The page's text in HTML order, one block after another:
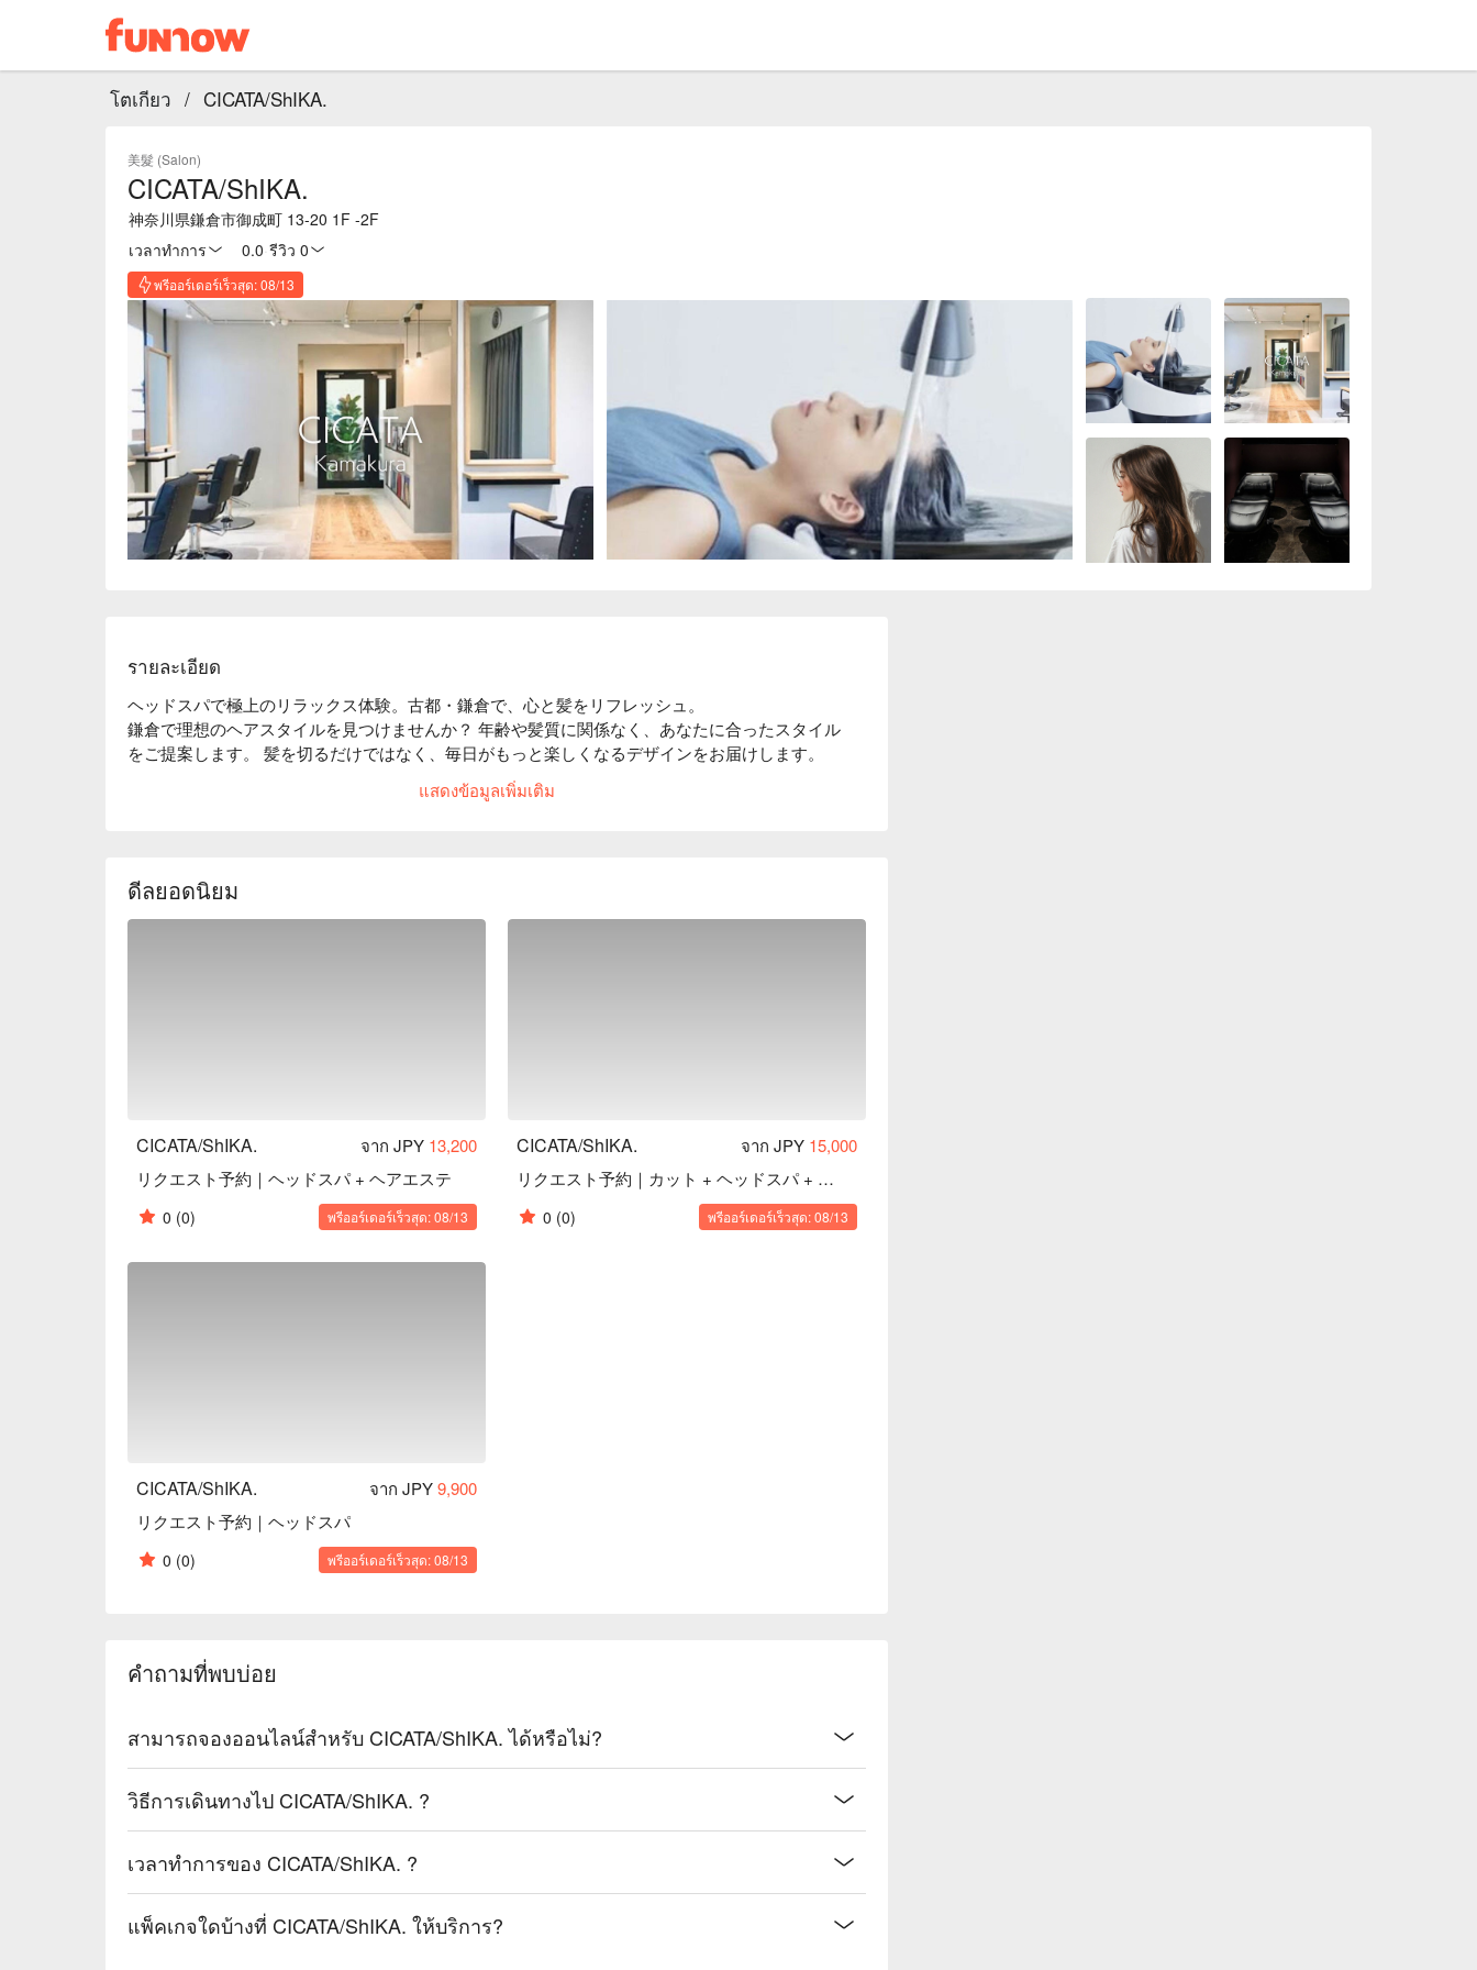
โตเกียว / CICATA/ShIKA.
美髮 (Salon)
CICATA/ShIKA.
神奈川県鎌倉市御成町 13-20 1F -2F
เวลาทำการ
0.0 รีวิว 0
พรีออร์เดอร์เร็วสุด: 08/13
รายละเอียด
ヘッドスパで極上のリラックス体験。古都・鎌倉で、心と髪をリフレッシュ。
鎌倉で理想のヘアスタイルを見つけませんか？ 年齢や髪質に関係なく、あなたに合ったスタイル
をご提案します。 髪を切るだけではなく、毎日がもっと楽しくなるデザインをお届けします。
さらに、日本旅行の特別な思い出に、炭酸湯を贅沢にかけ流す「頭浸浴ヘッドスパ」 をご用意。
静かな個室のシャンプーブースで、温かい炭酸の湯に包まれる至福の時間を体験。 旅の疲れを癒
แสดงข้อมูลเพิ่มเติม
ดีลยอดนิยม
CICATA/ShIKA. จาก JPY 13,200
リクエスト予約｜ヘッドスパ + ヘアエステ
0 (0) พรีออร์เดอร์เร็วสุด: 08/13
CICATA/ShIKA. จาก JPY 15,000
リクエスト予約｜カット + ヘッドスパ + ヘアエステ
0 (0) พรีออร์เดอร์เร็วสุด: 08/13
CICATA/ShIKA. จาก JPY9,900
リクエスト予約｜ヘッドスパ
0 (0) พรีออร์เดอร์เร็วสุด: 08/13
คำถามที่พบบ่อย
สามารถจองออนไลน์สำหรับ CICATA/ShIKA. ได้หรือไม่?
วิธีการเดินทางไป CICATA/ShIKA. ?
เวลาทำการของ CICATA/ShIKA. ?
แพ็คเกจใดบ้างที่ CICATA/ShIKA. ให้บริการ?